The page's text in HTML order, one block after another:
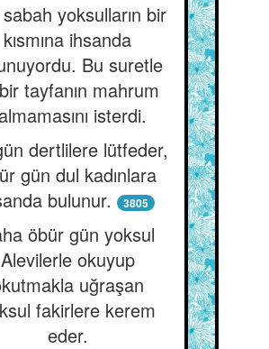
yoksulların bir
kısmına ihsanda
Bu suretle
tayfanın mahrum
isterdi.
dertlilere lütfeder,
gün dul kadınlara
bulunur.
3805
öbür gün yoksul
Alevilerle okuyup
uğraşan
fakirlere kerem
eder.